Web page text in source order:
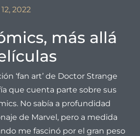
2022
más allá
‘fan art’ de Doctor Strange
que cuenta parte sobre sus
No sabía a profundidad
de Marvel, pero a medida
me fascinó por el gran peso